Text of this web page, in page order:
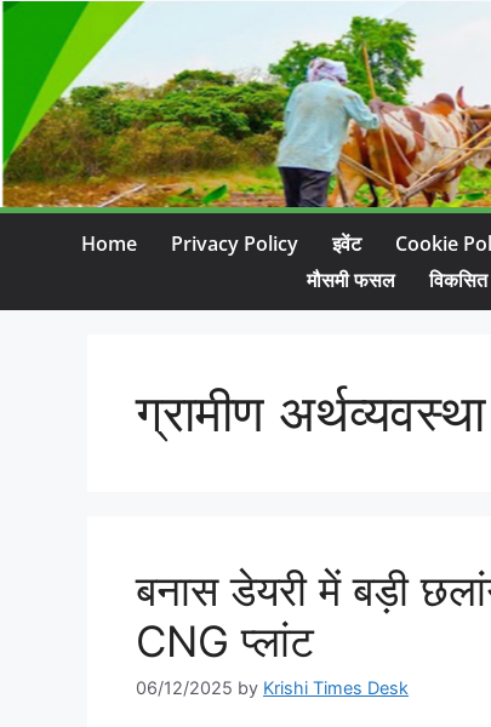
Home Privacy Policy इवेंट Cookie
मौसमी फसल
ग्रामीण
बनास डेयरी में बड़ी
CNG प्लांट
06/12/2025 by Krishi Times Desk